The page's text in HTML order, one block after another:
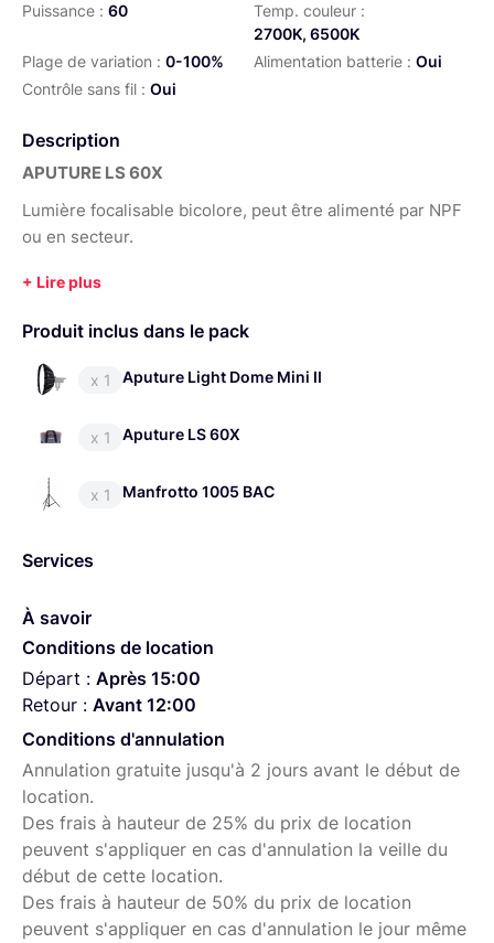
Puissance : 60
Temp. couleur :
2700K, 6500K
Plage de variation : 0-100% Alimentation batterie : Oui
Contrôle sans fil : Oui
Description
APUTURE LS 60X
Lumière focalisable bicolore, peut être alimenté par NPF
ou en secteur.
APUTURE LIGHT DOME MINI II
Soft box de 60cm de diamètre, comprenant toile de
diffusion et nid d’abeille.
MANFROTTO 1005BAC
Pied léger à 3 sections pouvant supporter une charge
Produit inclus dans le pack
x 1 Aputure Light Dome Mini II
x 1 Aputure LS 60X
x 1 Manfrotto 1005 BAC
Services
À savoir
Conditions de location
Départ : Après 15:00
Retour : Avant 12:00
Conditions d'annulation
Annulation gratuite jusqu'à 2 jours avant le début de
location.
Des frais à hauteur de 25% du prix de location
peuvent s'appliquer en cas d'annulation la veille du
début de cette location.
Des frais à hauteur de 50% du prix de location
peuvent s'appliquer en cas d'annulation le jour même